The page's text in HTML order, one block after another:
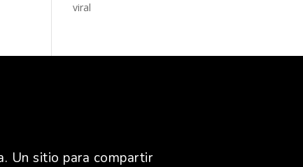
viral
Un sitio para compartir